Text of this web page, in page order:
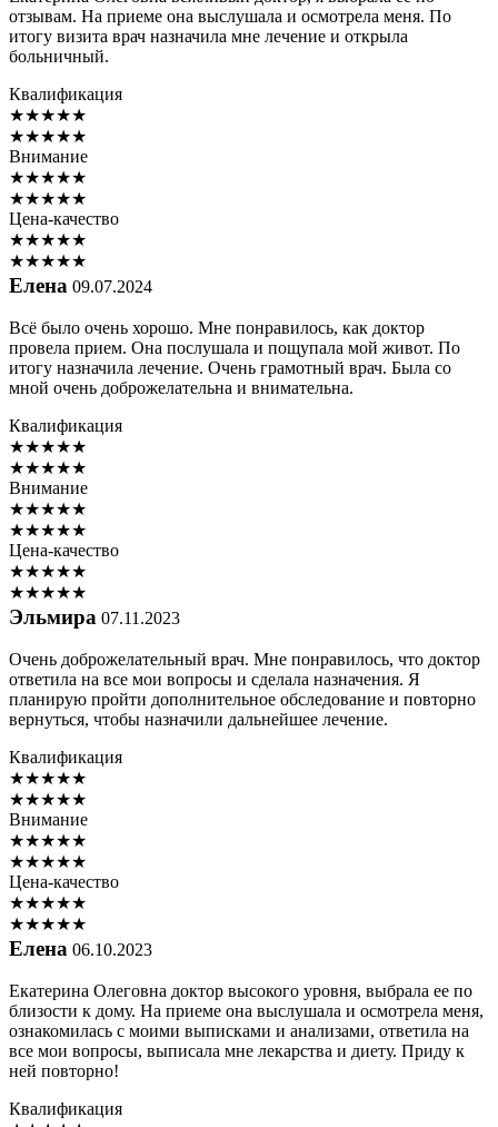
отзывам. На приеме она выслушала и осмотрела меня. По
итогу визита врач назначила мне лечение и открыла
больничный.
Квалификация
★★★★★
★★★★★
Внимание
★★★★★
★★★★★
Цена-качество
★★★★★
★★★★★
Елена 09.07.2024
Всё было очень хорошо. Мне понравилось, как доктор
провела прием. Она послушала и пощупала мой живот. По
итогу назначила лечение. Очень грамотный врач. Была со
мной очень доброжелательна и внимательна.
Квалификация
★★★★★
★★★★★
Внимание
★★★★★
★★★★★
Цена-качество
★★★★★
★★★★★
Эльмира 07.11.2023
Очень доброжелательный врач. Мне понравилось, что доктор
ответила на все мои вопросы и сделала назначения. Я
планирую пройти дополнительное обследование и повторно
вернуться, чтобы назначили дальнейшее лечение.
Квалификация
★★★★★
★★★★★
Внимание
★★★★★
★★★★★
Цена-качество
★★★★★
★★★★★
Елена 06.10.2023
Екатерина Олеговна доктор высокого уровня, выбрала ее по
близости к дому. На приеме она выслушала и осмотрела меня,
ознакомилась с моими выписками и анализами, ответила на
все мои вопросы, выписала мне лекарства и диету. Приду к
ней повторно!
Квалификация